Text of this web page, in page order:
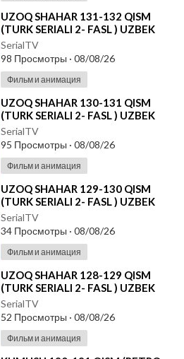
⁣UZOQ SHAHAR 131-132 QISM
(TURK SERIALI 2- FASL ) UZBEK
TILIDA
SerialTV
98 Просмотры · 08/08/26
Фильм и анимация
⁣UZOQ SHAHAR 130-131 QISM
(TURK SERIALI 2- FASL ) UZBEK
TILIDA
SerialTV
95 Просмотры · 08/08/26
Фильм и анимация
⁣UZOQ SHAHAR 129-130 QISM
(TURK SERIALI 2- FASL ) UZBEK
TILIDA
SerialTV
34 Просмотры · 08/08/26
Фильм и анимация
⁣UZOQ SHAHAR 128-129 QISM
(TURK SERIALI 2- FASL ) UZBEK
TILIDA
SerialTV
52 Просмотры · 08/08/26
Фильм и анимация